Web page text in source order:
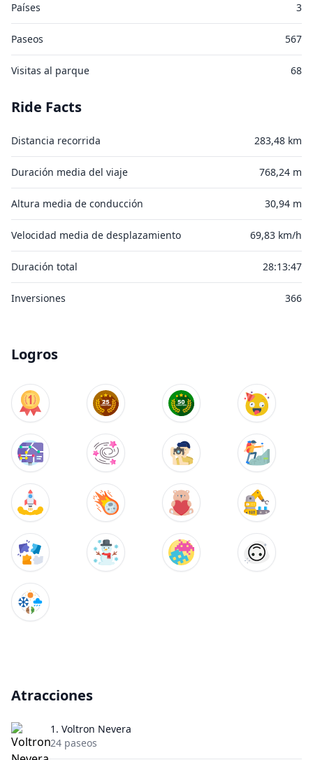
Países 3
Paseos 567
Visitas al parque 68
Ride Facts
Distancia recorrida 283,48 km
Duración media del viaje 768,24 m
Altura media de conducción 30,94 m
Velocidad media de desplazamiento 69,83 km/h
Duración total 28:13:47
Inversiones 366
Logros
Atracciones
1. Voltron Nevera
24 paseos